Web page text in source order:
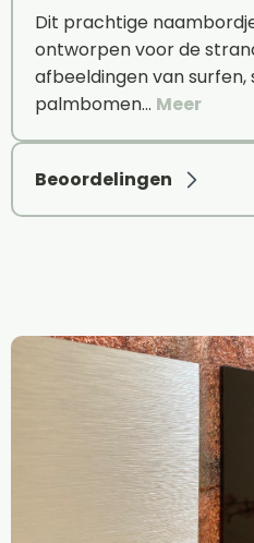
Dit prachtige
ontworpen voor de
afbeeldingen van
palmbomen… Meer
Beoordelingen